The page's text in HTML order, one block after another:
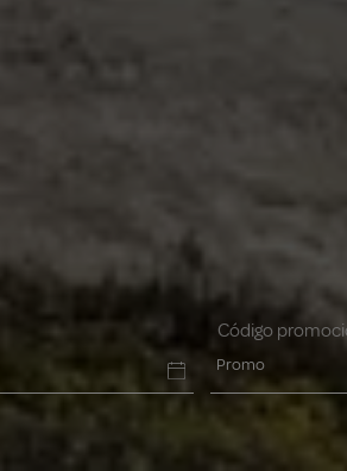
Código